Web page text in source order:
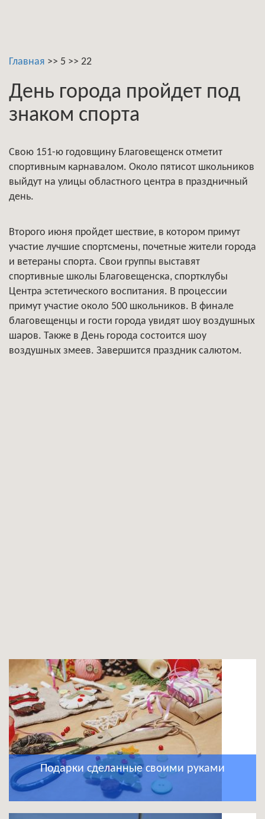
Главная >> 5 >> 22
День города пройдет под
знаком спорта
Свою 151-ю годовщину Благовещенск отметит
спортивным карнавалом. Около пятисот школьников
выйдут на улицы областного центра в праздничный
день.
Второго июня пройдет шествие, в котором примут
участие лучшие спортсмены, почетные жители города
и ветераны спорта. Свои группы выставят
спортивные школы Благовещенска, спортклубы
Центра эстетического воспитания. В процессии
примут участие около 500 школьников. В финале
благовещенцы и гости города увидят шоу воздушных
шаров. Также в День города состоится шоу
воздушных змеев. Завершится праздник салютом.
Подарки сделанные своими руками